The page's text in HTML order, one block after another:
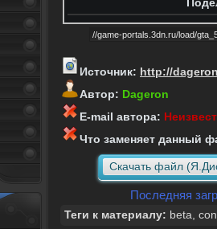
Источник: http://
Автор: Dageron
E-mail автора:
Что заменяет данный
Скачать файл
Последняя
Теги к материалу: beta